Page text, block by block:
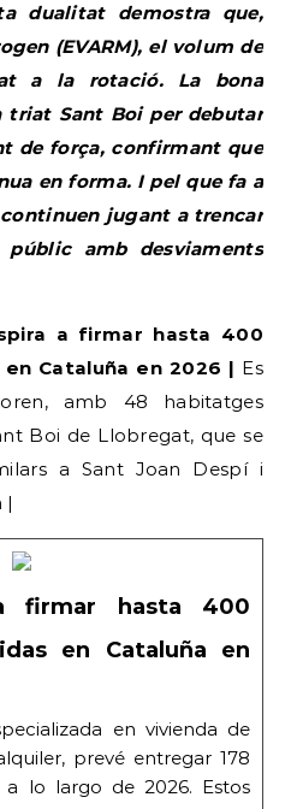
dualitat demostra que,
(EVARM), el volum de
a la rotació. La bona
triat Sant Boi per debutar
de força, confirmant que
en forma. I pel que fa a
jugant a trencar
amb desviaments
a firmar hasta 400
Cataluña en 2026 | Es
amb 48 habitatges
Boi de Llobregat, que se
a Sant Joan Despí i
|
firmar hasta 400
en Cataluña en
en vivienda de
prevé entregar 178
a lo largo de 2026. Estos